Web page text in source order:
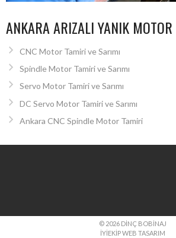
ANKARA ARIZALI YANIK
CNC Motor Tamiri ve Sarımı
Spindle Motor Tamiri ve Sarımı
Servo Motor Tamiri ve Sarımı
DC Servo Motor Tamiri ve Sarımı
Ankara CNC Spindle Motor Tamiri
© 2026 DINÇ BOBINAJ
İYIEKIP WEB TASARIM